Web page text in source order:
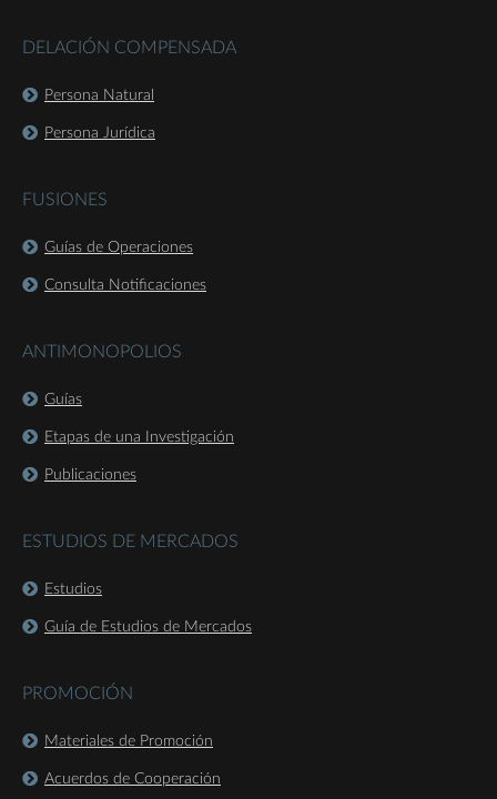
DELACIÓN COMPENSADA
Persona Natural
Persona Jurídica
FUSIONES
Guías de Operaciones
Consulta Notificaciones
ANTIMONOPOLIOS
Guías
Etapas de una Investigación
Publicaciones
ESTUDIOS DE MERCADOS
Estudios
Guía de Estudios de Mercados
PROMOCIÓN
Materiales de Promoción
Acuerdos de Cooperación